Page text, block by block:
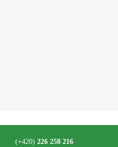
(+420) 226 258 216